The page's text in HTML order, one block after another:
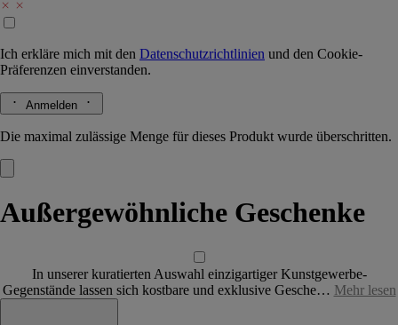
Ich erkläre mich mit den Datenschutzrichtlinien und den Cookie-
Präferenzen einverstanden.
Anmelden
Die maximal zulässige Menge für dieses Produkt wurde überschritten.
Außergewöhnliche Geschenke
In unserer kuratierten Auswahl einzigartiger Kunstgewerbe-
Gegenstände lassen sich kostbare und exklusive Gesche… Mehr lesen